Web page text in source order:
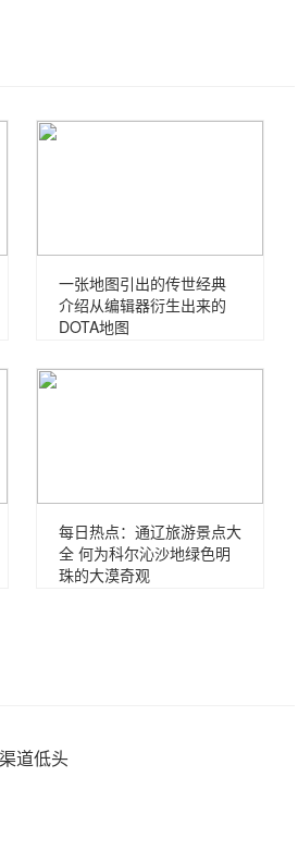
一张地图引出的传世经典
介绍从编辑器衍生出来的
DOTA地图
每日热点：通辽旅游景点大
全 何为科尔沁沙地绿色明
珠的大漠奇观
道低头